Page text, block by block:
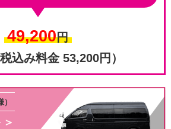
49,200円
税込み料金 53,200円）